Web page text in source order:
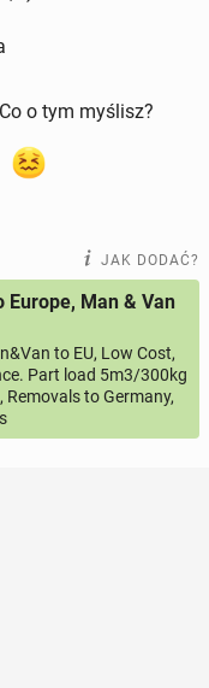
o tym myślisz?
JAK DODAĆ?
Europe, Man & Van
to EU, Low Cost,
Part load 5m3/300kg
to Germany,